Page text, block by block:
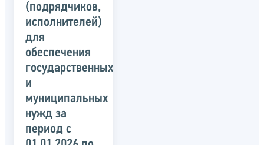
(подрядчиков,
исполнителей)
для
обеспечения
государственных
и
муниципальных
нужд за
период c